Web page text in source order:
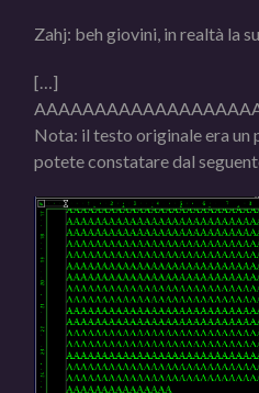
Zahj: beh giovini, in realtà la
[…]
Nota: il testo originale era un
potete constatare dal